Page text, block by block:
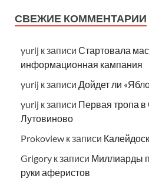
СВЕЖИЕ КОММЕНТАРИИ
yurij к записи Стартовала
информационная кампания
yurij к записи Дойдет ли
yurij к записи Первая тропа в
Лутовиново
Prokoview к записи
Grigory к записи Миллиарды
руки аферистов